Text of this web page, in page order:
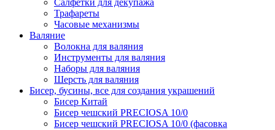
Салфетки для декупажа
Трафареты
Часовые механизмы
Валяние
Волокна для валяния
Инструменты для валяния
Наборы для валяния
Шерсть для валяния
Бисер, бусины, все для создания украшений
Бисер Китай
Бисер чешский PRECIOSA 10/0
Бисер чешский PRECIOSA 10/0 (фасовка